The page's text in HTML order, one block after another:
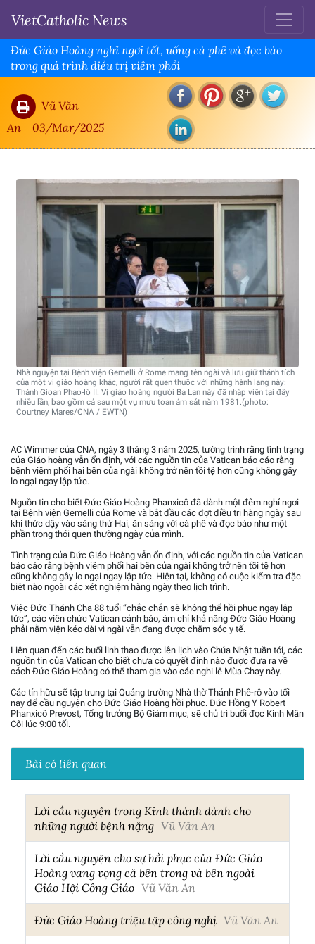
VietCatholic News
Đức Giáo Hoàng nghỉ ngơi tốt, uống cà phê và đọc báo
trong quá trình điều trị viêm phổi
Vũ Văn
An
03/Mar/2025
Nhà nguyện tại Bệnh viện Gemelli ở Rome mang tên ngài và lưu giữ thánh tích
của một vị giáo hoàng khác, người rất quen thuộc với những hành lang này:
Thánh Gioan Phao-lô II. Vị giáo hoàng người Ba Lan này đã nhập viện tại đây
nhiều lần, bao gồm cả sau một vụ mưu toan ám sát năm 1981.(photo:
Courtney Mares/CNA / EWTN)
AC Wimmer của CNA, ngày 3 tháng 3 năm 2025, tường trình rằng tình trạng
của Giáo hoàng vẫn ổn định, với các nguồn tin của Vatican báo cáo rằng
bệnh viêm phổi hai bên của ngài không trở nên tồi tệ hơn cũng không gây
lo ngại ngay lập tức.
Nguồn tin cho biết Đức Giáo Hoàng Phanxicô đã dành một đêm nghỉ ngơi
tại Bệnh viện Gemelli của Rome và bắt đầu các đợt điều trị hàng ngày sau
khi thức dậy vào sáng thứ Hai, ăn sáng với cà phê và đọc báo như một
phần trong thói quen thường ngày của mình.
Tình trạng của Đức Giáo Hoàng vẫn ổn định, với các nguồn tin của Vatican
báo cáo rằng bệnh viêm phổi hai bên của ngài không trở nên tồi tệ hơn
cũng không gây lo ngại ngay lập tức. Hiện tại, không có cuộc kiểm tra đặc
biệt nào ngoài các xét nghiệm hàng ngày theo lịch trình.
Việc Đức Thánh Cha 88 tuổi “chắc chắn sẽ không thể hồi phục ngay lập
tức”, các viên chức Vatican cảnh báo, ám chỉ khả năng Đức Giáo Hoàng
phải nằm viện kéo dài vì ngài vẫn đang được chăm sóc y tế.
Liên quan đến các buổi linh thao được lên lịch vào Chúa Nhật tuần tới, các
nguồn tin của Vatican cho biết chưa có quyết định nào được đưa ra về
cách Đức Giáo Hoàng có thể tham gia vào các nghi lễ Mùa Chay này.
Các tín hữu sẽ tập trung tại Quảng trường Nhà thờ Thánh Phê-rô vào tối
nay để cầu nguyện cho Đức Giáo Hoàng hồi phục. Đức Hồng Y Robert
Phanxicô Prevost, Tổng trưởng Bộ Giám mục, sẽ chủ trì buổi đọc Kinh Mân
Côi lúc 9:00 tối.
Bài có liên quan
Lời cầu nguyện trong Kinh thánh dành cho
những người bệnh nặng Vũ Văn An
Lời cầu nguyện cho sự hồi phục của Đức Giáo
Hoàng vang vọng cả bên trong và bên ngoài
Giáo Hội Công Giáo Vũ Văn An
Đức Giáo Hoàng triệu tập công nghị Vũ Văn An